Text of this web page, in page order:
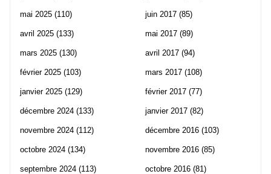
mai 2025 (110)
avril 2025 (133)
mars 2025 (130)
février 2025 (103)
janvier 2025 (129)
décembre 2024 (133)
novembre 2024 (112)
octobre 2024 (134)
septembre 2024 (113)
juin 2017 (85)
mai 2017 (89)
avril 2017 (94)
mars 2017 (108)
février 2017 (77)
janvier 2017 (82)
décembre 2016 (103)
novembre 2016 (85)
octobre 2016 (81)